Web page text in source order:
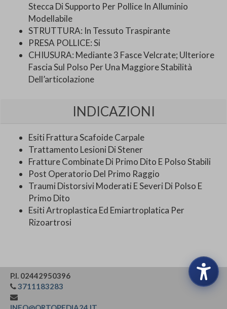
Stecca Di Supporto Per Pollice In Alluminio
Modellabile
STRUTTURA: In Tessuto Traspirante
PRESA POLLICE: Si
CHIUSURA: Mediante 3 Fasce Velcrate; Ulteriore
Fascia Sul Polso Per Una Maggiore Stabilità
Dell’articolazione
INDICAZIONI
Esiti Frattura Scafoide Carpale
Trattamento Lesioni Di Stener
Fratture Combinate Di Primo Dito E Polso Stabili
Post Operatorio Del Primo Raggio
Traumi Distorsivi Moderati E Severi Di Polso E
Primo Dito
Esiti Artroplastica Ed Emiartroplatica Per
Rizoartrosi
P.I. 02442950396
3711183283